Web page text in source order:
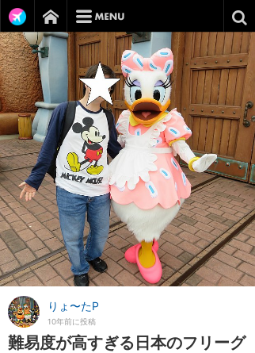
りょ〜たP
10年前に投稿
難易度が高すぎる日本のフリーグ